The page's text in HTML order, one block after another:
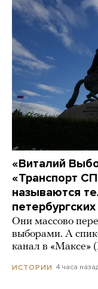
«Виталий
«Транспорт
называются
Они массово
выборами. А
канал в «Максе»
ИСТОРИИ 4 часа